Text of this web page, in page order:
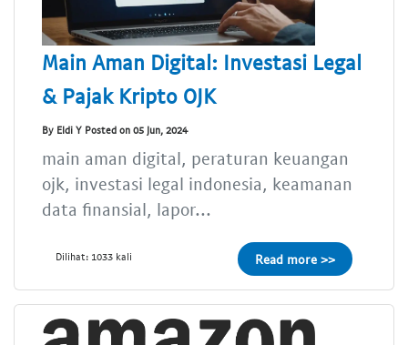
Main Aman Digital: Investasi Legal
& Pajak Kripto OJK
By Eldi Y Posted on 05 Jun, 2024
main aman digital, peraturan keuangan
ojk, investasi legal indonesia, keamanan
data finansial, lapor...
Dilihat: 1033 kali Read more >>